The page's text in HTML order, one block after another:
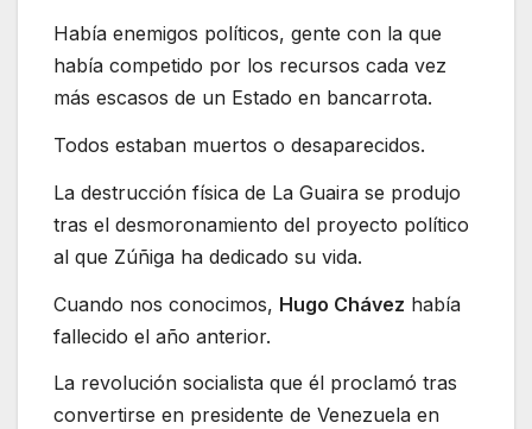
Había enemigos políticos, gente con la que
había competido por los recursos cada vez
más escasos de un Estado en bancarrota.
Todos estaban muertos o desaparecidos.
La destrucción física de La Guaira se produjo
tras el desmoronamiento del proyecto político
al que Zúñiga ha dedicado su vida.
Cuando nos conocimos, Hugo Chávez había
fallecido el año anterior.
La revolución socialista que él proclamó tras
convertirse en presidente de Venezuela en